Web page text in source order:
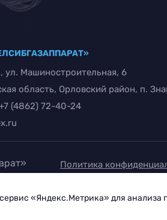
ул. Машиностроительная, 6
область, Орловский район, п.
(4862) 72-40-24
Политика
Согласие на
«Яндекс.Метрика» для анализа